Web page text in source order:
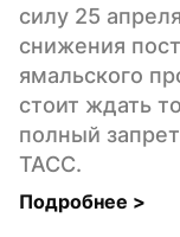
силу 25
снижения
ямальского
стоит ждать
полный
ТАСС.
Подробнее >